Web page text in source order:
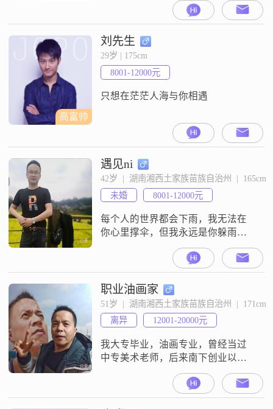
自己技术能帮助到更多需要帮助的
人。同事希望自己早日找到自己人
生中的另一半，再接下来的日子，
我会努力做好一个老公，有孩子
后，我会做好一个老公和父亲的责
任
高富帅
刘先生
29岁 | 175cm
8001-12000元
只想在茫茫人海与你相遇
遇见ni
42岁  |  湖南湘西土家族苗族自治州  |  165cm
未婚
8001-12000元
每个人的世界都会下雨，我无法在
你心里撑伞，但我永远是你躲雨的
职业油画家
51岁  |  湖南湘西土家族苗族自治州  |  171cm
离异
12001-20000元
我大专毕业，油画专业，曾经当过
中专美术老师，后来南下创业以壁
画工程至今。另外我爱好书法，文
学，听音乐，旅游，擅长沟通交
流，比较乐观，为人随和，不抽烟